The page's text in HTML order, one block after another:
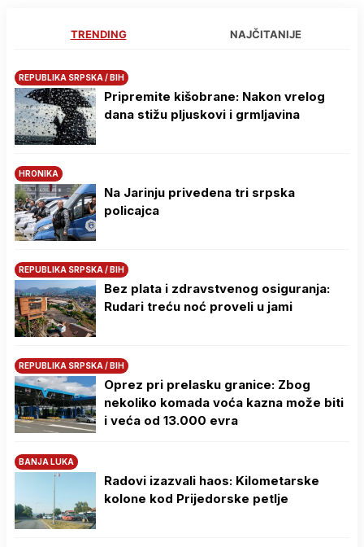
TRENDING NAJČITANIJE
REPUBLIKA SRPSKA / BIH
Pripremite kišobrane: Nakon vrelog
dana stižu pljuskovi i grmljavina
HRONIKA
Na Јarinju privedena tri srpska
policajca
REPUBLIKA SRPSKA / BIH
Bez plata i zdravstvenog osiguranja:
Rudari treću noć proveli u jami
REPUBLIKA SRPSKA / BIH
Oprez pri prelasku granice: Zbog
nekoliko komada voća kazna može biti
i veća od 13.000 evra
BANJA LUKA
Radovi izazvali haos: Kilometarske
kolone kod Prijedorske petlje